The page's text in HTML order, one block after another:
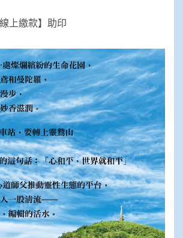
上繳款】助印